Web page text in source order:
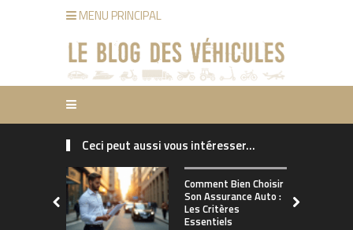
MENU PRINCIPAL
Ceci peut aussi vous intéresser...
Comment Bien Choisir
Son Assurance Auto :
Les Critères
Essentiels